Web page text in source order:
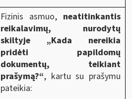
Fizinis asmuo, neatitinkantis
reikalavimų, nurodytų
skiltyje „Kada nereikia
pridėti papildomų
dokumentų, teikiant
prašymą?“, kartu su prašymu
pateikia: